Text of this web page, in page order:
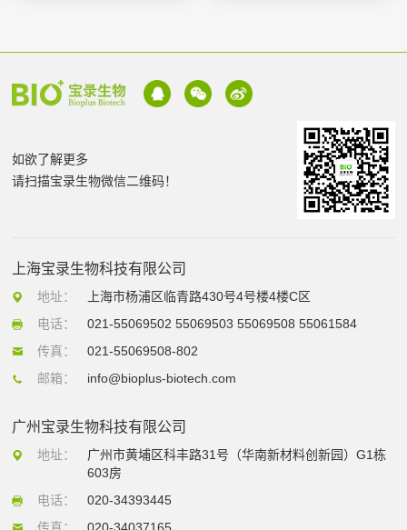
如欲了解更多
请扫描宝录生物微信二维码！
上海宝录生物科技有限公司
地址：
上海市杨浦区临青路430号4号楼4楼C区
电话：
021-55069502 55069503 55069508 55061584
传真：
021-55069508-802
邮箱：
info@bioplus-biotech.com
广州宝录生物科技有限公司
地址：
广州市黄埔区科丰路31号（华南新材料创新园）G1栋
603房
电话：
020-34393445